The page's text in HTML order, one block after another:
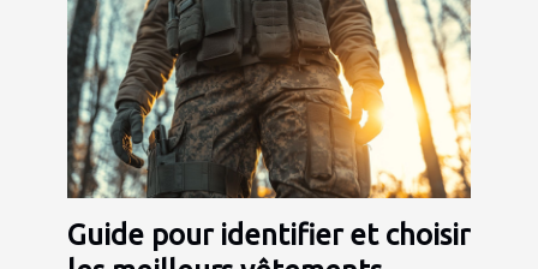
Guide pour identifier et choisir